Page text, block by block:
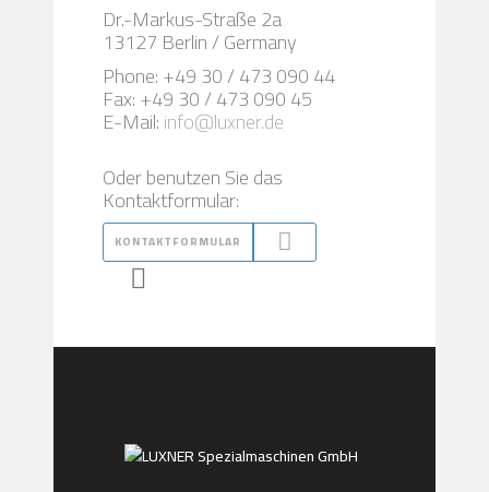
Dr.-Markus-Straße 2a
13127 Berlin / Germany
Phone: +49 30 / 473 090 44
Fax: +49 30 / 473 090 45
E-Mail:info@luxner.de
Oder benutzen Sie das
Kontaktformular:
KONTAKTFORMULAR